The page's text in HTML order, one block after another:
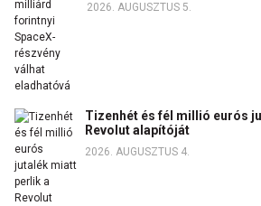
2026. AUGUSZTUS 5.
Tizenhét és fél millió eurós
Revolut alapítóját
2026. AUGUSZTUS 4.